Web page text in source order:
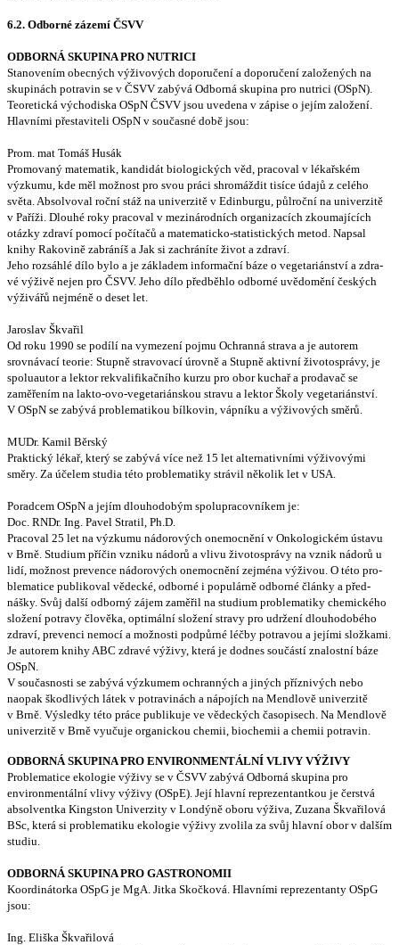
6.2. Odborné zázemí ČSVV
ODBORNÁ SKUPINA PRO NUTRICI
Stanovením obecných výživových doporučení a doporučení založených na
skupinách potravin se v ČSVV zabývá Odborná skupina pro nutrici (OSpN).
Teoretická východiska OSpN ČSVV jsou uvedena v zápise o jejím založení.
Hlavními přestaviteli OSpN v současné době jsou:
Prom. mat Tomáš Husák
Promovaný matematik, kandidát biologických věd, pracoval v lékařském
výzkumu, kde měl možnost pro svou práci shromáždit tisíce údajů z celého
světa. Absolvoval roční stáž na univerzitě v Edinburgu, půlroční na univerzitě
v Paříži. Dlouhé roky pracoval v mezinárodních organizacích zkoumajících
otázky zdraví pomocí počítačů a matematicko-statistických metod. Napsal
knihy Rakovině zabráníš a Jak si zachráníte život a zdraví.
Jeho rozsáhlé dílo bylo a je základem informační báze o vegetariánství a zdra-
vé výživě nejen pro ČSVV. Jeho dílo předběhlo odborné uvědomění českých
výživářů nejméně o deset let.
Jaroslav Škvařil
Od roku 1990 se podílí na vymezení pojmu Ochranná strava a je autorem
srovnávací teorie: Stupně stravovací úrovně a Stupně aktivní životosprávy, je
spoluautor a lektor rekvalifikačního kurzu pro obor kuchař a prodavač se
zaměřením na lakto-ovo-vegetariánskou stravu a lektor Školy vegetariánství.
V OSpN se zabývá problematikou bílkovin, vápníku a výživových směrů.
MUDr. Kamil Běrský
Praktický lékař, který se zabývá více než 15 let alternativními výživovými
směry. Za účelem studia této problematiky strávil několik let v USA.
Poradcem OSpN a jejím dlouhodobým spolupracovníkem je:
Doc. RNDr. Ing. Pavel Stratil, Ph.D.
Pracoval 25 let na výzkumu nádorových onemocnění v Onkologickém ústavu
v Brně. Studium příčin vzniku nádorů a vlivu životosprávy na vznik nádorů u
lidí, možnost prevence nádorových onemocnění zejména výživou. O této pro-
blematice publikoval vědecké, odborné i populárně odborné články a před-
nášky. Svůj další odborný zájem zaměřil na studium problematiky chemického
složení potravy člověka, optimální složení stravy pro udržení dlouhodobého
zdraví, prevenci nemocí a možnosti podpůrné léčby potravou a jejími složkami.
Je autorem knihy ABC zdravé výživy, která je dodnes součástí znalostní báze
OSpN.
V současnosti se zabývá výzkumem ochranných a jiných příznivých nebo
naopak škodlivých látek v potravinách a nápojích na Mendlově univerzitě
v Brně. Výsledky této práce publikuje ve vědeckých časopisech. Na Mendlově
univerzitě v Brně vyučuje organickou chemii, biochemii a chemii potravin.
ODBORNÁ SKUPINA PRO ENVIRONMENTÁLNÍ VLIVY VÝŽIVY
Problematice ekologie výživy se v ČSVV zabývá Odborná skupina pro
environmentální vlivy výživy (OSpE). Její hlavní reprezentantkou je čerstvá
absolventka Kingston Univerzity v Londýně oboru výživa, Zuzana Škvařilová
BSc, která si problematiku ekologie výživy zvolila za svůj hlavní obor v dalším
studiu.
ODBORNÁ SKUPINA PRO GASTRONOMII
Koordinátorka OSpG je MgA. Jitka Skočková. Hlavními reprezentanty OSpG
jsou:
Ing. Eliška Škvařilová